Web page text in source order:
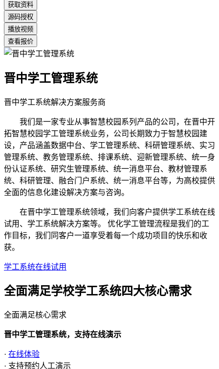
获取资料
源码授权
播放视频
查看报价
晋中学工管理系统
晋中学工系统解决方案服务商
我们是一家专业从事智慧校园系列产品的公司，在晋中开
拓智慧校园学工管理系统业务，公司长期致力于智慧校园建
设，产品涵盖数据中台、学工管理系统、科研管理系统、实习
管理系统、教务管理系统、排课系统、迎新管理系统、统一身
份认证系统、研究生管理系统、统一消息平台、教材管理系
统、科研管理、融合门户系统、统一消息平台等，为高校提供
全面的信息化建设解决方案与咨询。
在晋中学工管理系统领域，我们向客户提供学工系统在线
试用、学工系统解决方案等。 优化学工管理流程是我们的工
作目标，我们同客户一道享受着每一个成功项目的快乐和收
获。
学工系统在线试用
全面满足学校学工系统四大核心需求
全面满足核心需求
晋中学工管理系统，支持在线演示
· 在线体验
· 支持预约人工演示